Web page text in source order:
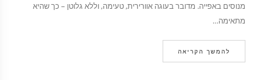
מנוסים באפייה. מדובר בעוגה אוורירית, טעימה, וללא גלוטן – כך שהיא
מתאימה…
להמשך הקריאה